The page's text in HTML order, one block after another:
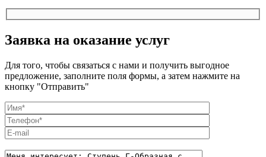
Заявка на оказание услуг
Для того, чтобы связаться с нами и получить выгодное
предложение, заполните поля формы, а затем нажмите на
кнопку "Отправить"